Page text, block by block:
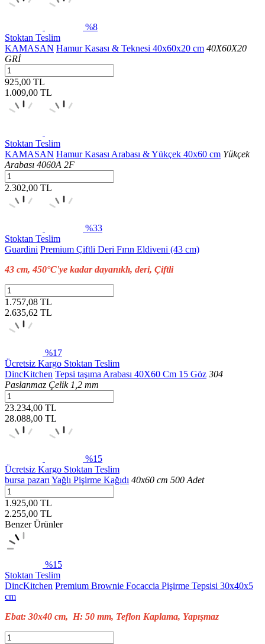
%8
Stoktan Teslim
KAMASAN Hamur Kasası & Teknesi 40x60x20 cm 40X60X20
GRİ
925,00 TL
1.009,00 TL
Stoktan Teslim
KAMASAN Hamur Kasası Arabası & Yükçek 40x60 cm Yükçek
Arabası 4060A 2F
2.302,00 TL
%33
Stoktan Teslim
Guardini Premium Çiftli Deri Fırın Eldiveni (43 cm)
43 cm, 450°C'ye kadar dayanıklı, deri, Çiftli
1.757,08 TL
2.635,62 TL
%17
Ücretsiz Kargo Stoktan Teslim
DincKitchen Tepsi taşıma Arabası 40X60 Cm 15 Göz 304
Paslanmaz Çelik 1,2 mm
23.234,00 TL
28.088,00 TL
%15
Ücretsiz Kargo Stoktan Teslim
bursa pazarı Yağlı Pişirme Kağıdı 40x60 cm 500 Adet
1.925,00 TL
2.255,00 TL
Benzer Ürünler
%15
Stoktan Teslim
DincKitchen Premium Brownie Focaccia Pişirme Tepsisi 30x40x5
cm
Ebat: 30x40 cm, H: 50 mm, Teflon Kaplama, Yapışmaz